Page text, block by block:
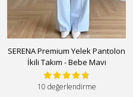
SERENA Premium Yelek Pantolon
İkili Takım - Bebe Mavi
10 değerlendirme